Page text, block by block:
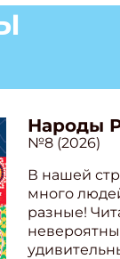
Народы
№8 (2026)
В нашей
много
разные!